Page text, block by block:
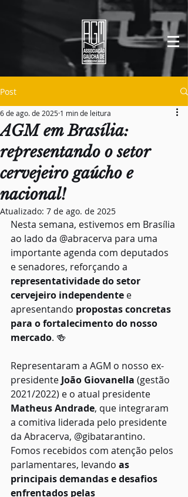
Post
AGM em Brasília:
representando o setor
cervejeiro gaúcho e
nacional!
6 de ago. de 2025 1 min de leitura
Atualizado: 7 de ago. de 2025
Nesta semana, estivemos em Brasília
ao lado da @abracerva para uma
importante agenda com deputados
e senadores, reforçando a
representatividade do setor
cervejeiro independente e
apresentando propostas concretas
para o fortalecimento do nosso
mercado. 🍻
Representaram a AGM o nosso ex-
presidente João Giovanella (gestão
2021/2022) e o atual presidente
Matheus Andrade, que integraram
a comitiva liderada pelo presidente
da Abracerva, @gibatarantino.
Fomos recebidos com atenção pelos
parlamentares, levando as
principais demandas e desafios
enfrentados pelas